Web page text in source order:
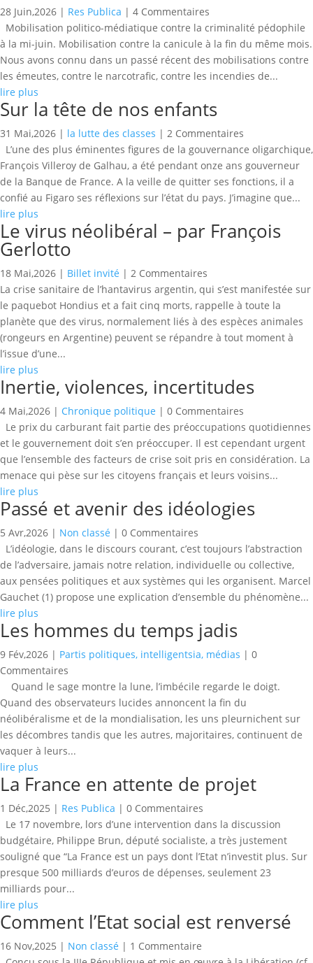
28 Juin,2026 | Res Publica | 4 Commentaires
Mobilisation politico-médiatique contre la criminalité pédophile
à la mi-juin. Mobilisation contre la canicule à la fin du même mois.
Nous avons connu dans un passé récent des mobilisations contre
les émeutes, contre le narcotrafic, contre les incendies de...
lire plus
Sur la tête de nos enfants
31 Mai,2026 | la lutte des classes | 2 Commentaires
L’une des plus éminentes figures de la gouvernance oligarchique,
François Villeroy de Galhau, a été pendant onze ans gouverneur
de la Banque de France. A la veille de quitter ses fonctions, il a
confié au Figaro ses réflexions sur l’état du pays. J’imagine que...
lire plus
Le virus néolibéral – par François
Gerlotto
18 Mai,2026 | Billet invité | 2 Commentaires
La crise sanitaire de l’hantavirus argentin, qui s’est manifestée sur
le paquebot Hondius et a fait cinq morts, rappelle à toute la
planète que des virus, normalement liés à des espèces animales
(rongeurs en Argentine) peuvent se répandre à tout moment à
l’issue d’une...
lire plus
Inertie, violences, incertitudes
4 Mai,2026 | Chronique politique | 0 Commentaires
Le prix du carburant fait partie des préoccupations quotidiennes
et le gouvernement doit s’en préoccuper. Il est cependant urgent
que l’ensemble des facteurs de crise soit pris en considération. La
menace qui pèse sur les citoyens français et leurs voisins...
lire plus
Passé et avenir des idéologies
5 Avr,2026 | Non classé | 0 Commentaires
L’idéologie, dans le discours courant, c’est toujours l’abstraction
de l’adversaire, jamais notre relation, individuelle ou collective,
aux pensées politiques et aux systèmes qui les organisent. Marcel
Gauchet (1) propose une explication d’ensemble du phénomène...
lire plus
Les hommes du temps jadis
9 Fév,2026 | Partis politiques, intelligentsia, médias | 0
Commentaires
Quand le sage montre la lune, l’imbécile regarde le doigt.
Quand des observateurs lucides annoncent la fin du
néolibéralisme et de la mondialisation, les uns pleurnichent sur
les décombres tandis que les autres, majoritaires, continuent de
vaquer à leurs...
lire plus
La France en attente de projet
1 Déc,2025 | Res Publica | 0 Commentaires
Le 17 novembre, lors d’une intervention dans la discussion
budgétaire, Philippe Brun, député socialiste, a très justement
souligné que “La France est un pays dont l’Etat n’investit plus. Sur
presque 500 milliards d’euros de dépenses, seulement 23
milliards pour...
lire plus
Comment l’Etat social est renversé
16 Nov,2025 | Non classé | 1 Commentaire